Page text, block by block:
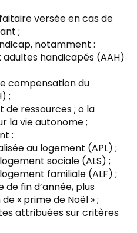
versée en cas de
;
notamment :
adultes handicapés (AAH)
compensation du
;
ressources ; o la
la vie autonome ;
:
au logement (APL) ;
sociale (ALS) ;
familiale (ALF) ;
de fin d’année, plus
« prime de Noël » ;
attribuées sur critères